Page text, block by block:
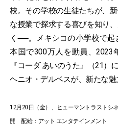
校。その学校の生徒たちが、
な授業で探求する喜びを知り
く──。メキシコの小学校で起
本国で300万人を動員、2023
『コーダ あいのうた』（21）
ヘニオ・デルベスが、新たな魅
12月20日（金）、ヒューマントラストシ
開 配給：アット エンタテインメント